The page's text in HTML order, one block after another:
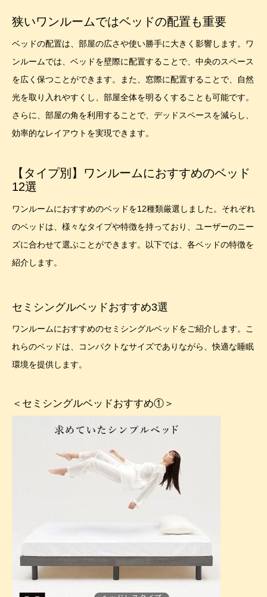
狭いワンルームではベッドの配置も重要
ベッドの配置は、部屋の広さや使い勝手に大きく影響します。ワ
ンルームでは、ベッドを壁際に配置することで、中央のスペース
を広く保つことができます。また、窓際に配置することで、自然
光を取り入れやすくし、部屋全体を明るくすることも可能です。
さらに、部屋の角を利用することで、デッドスペースを減らし、
効率的なレイアウトを実現できます。
【タイプ別】ワンルームにおすすめのベッド
12選
ワンルームにおすすめのベッドを12種類厳選しました。それぞれ
のベッドは、様々なタイプや特徴を持っており、ユーザーのニー
ズに合わせて選ぶことができます。以下では、各ベッドの特徴を
紹介します。
セミシングルベッドおすすめ3選
ワンルームにおすすめのセミシングルベッドをご紹介します。こ
れらのベッドは、コンパクトなサイズでありながら、快適な睡眠
環境を提供します。
＜セミシングルベッドおすすめ①＞